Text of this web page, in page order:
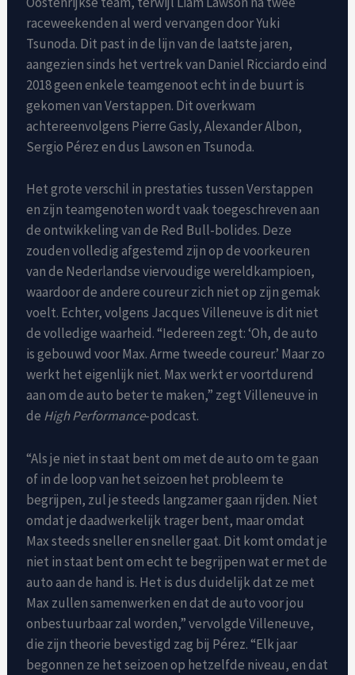
raceweekenden al werd vervangen door Yuki
Tsunoda. Dit past in de lijn van de laatste jaren,
aangezien sinds het vertrek van Daniel Ricciardo eind
2018 geen enkele teamgenoot echt in de buurt is
gekomen van Verstappen. Dit overkwam
achtereenvolgens Pierre Gasly, Alexander Albon,
Sergio Pérez en dus Lawson en Tsunoda.
Het grote verschil in prestaties tussen Verstappen
en zijn teamgenoten wordt vaak toegeschreven aan
de ontwikkeling van de Red Bull-bolides. Deze
zouden volledig afgestemd zijn op de voorkeuren
van de Nederlandse viervoudige wereldkampioen,
waardoor de andere coureur zich niet op zijn gemak
voelt. Echter, volgens Jacques Villeneuve is dit niet
de volledige waarheid. “Iedereen zegt: ‘Oh, de auto
is gebouwd voor Max. Arme tweede coureur.’ Maar zo
werkt het eigenlijk niet. Max werkt er voortdurend
aan om de auto beter te maken,” zegt Villeneuve in
de High Performance-podcast.
“Als je niet in staat bent om met de auto om te gaan
of in de loop van het seizoen het probleem te
begrijpen, zul je steeds langzamer gaan rijden. Niet
omdat je daadwerkelijk trager bent, maar omdat
Max steeds sneller en sneller gaat. Dit komt omdat je
niet in staat bent om echt te begrijpen wat er met de
auto aan de hand is. Het is dus duidelijk dat ze met
Max zullen samenwerken en dat de auto voor jou
onbestuurbaar zal worden,” vervolgde Villeneuve,
die zijn theorie bevestigd zag bij Pérez. “Elk jaar
begonnen ze het seizoen op hetzelfde niveau, en dat